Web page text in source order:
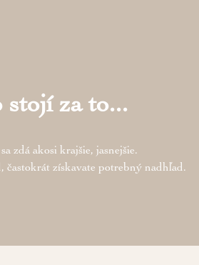
stojí za to...
zdá akosi krajšie, jasnejšie.
častokrát získavate potrebný nadhľad.